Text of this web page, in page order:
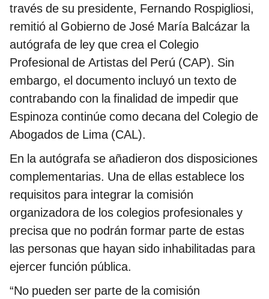
través de su presidente, Fernando Rospigliosi,
remitió al Gobierno de José María Balcázar la
autógrafa de ley que crea el Colegio
Profesional de Artistas del Perú (CAP). Sin
embargo, el documento incluyó un texto de
contrabando con la finalidad de impedir que
Espinoza continúe como decana del Colegio de
Abogados de Lima (CAL).
En la autógrafa se añadieron dos disposiciones
complementarias. Una de ellas establece los
requisitos para integrar la comisión
organizadora de los colegios profesionales y
precisa que no podrán formar parte de estas
las personas que hayan sido inhabilitadas para
ejercer función pública.
“No pueden ser parte de la comisión